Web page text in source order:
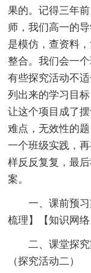
果的。记得三年
师，我们高一的
是模仿，查资料
整合。我们会一
有些探究活动不
列出来的学习目
让这个项目成了
难点，无效性的
一个班级实践，
样反反复复，最
案。
一、课前预习
梳理】【知识网络
二、课堂探究
（探究活动二）